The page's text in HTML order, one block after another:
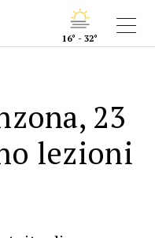
16° - 32°
23
lezioni